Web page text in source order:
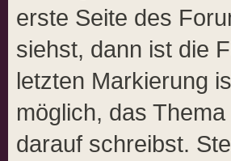
erste Seite des
siehst, dann ist die
letzten Markierung
möglich, das
darauf schreibst.